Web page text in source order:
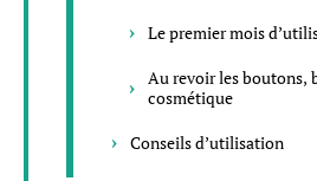
Le premier mois
Au revoir les boutons,
cosmétique
Conseils d’utilisation